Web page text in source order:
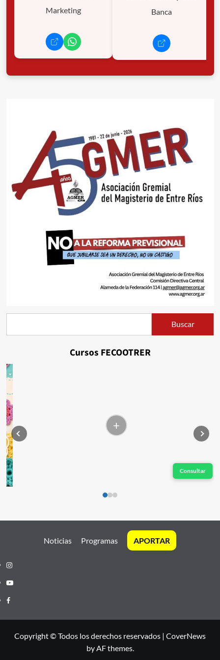
Marketing Banca
Buscar
Cursos FECOOTRER
+
Consultar
Noticias Programas APORTAR
Instagram
Youtube
Facebook
Copyright © Todos los derechos reservados | CoverNews
by AF themes.